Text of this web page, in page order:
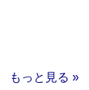
もっと見る »